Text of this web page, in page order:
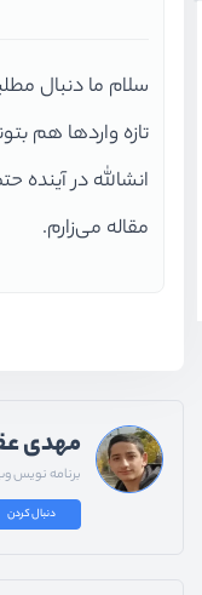
سلام ما دنبال
تازه وارد‌ها هم
انشالله در
مقاله می‌زارم.
مهدی
برنامه نویس
دنبال کردن